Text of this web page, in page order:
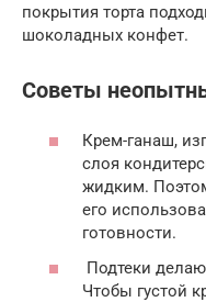
покрытия торта
шоколадных конфет.
Советы
Крем-ганаш,
слоя
жидким.
его
готовности.
Подтеки
Чтобы густой